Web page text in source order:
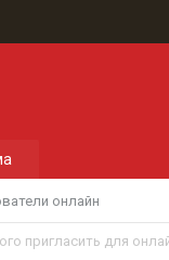
онлайн
пригласить для